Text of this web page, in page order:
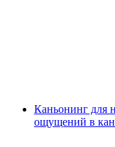
Каньонинг для
ощущений в